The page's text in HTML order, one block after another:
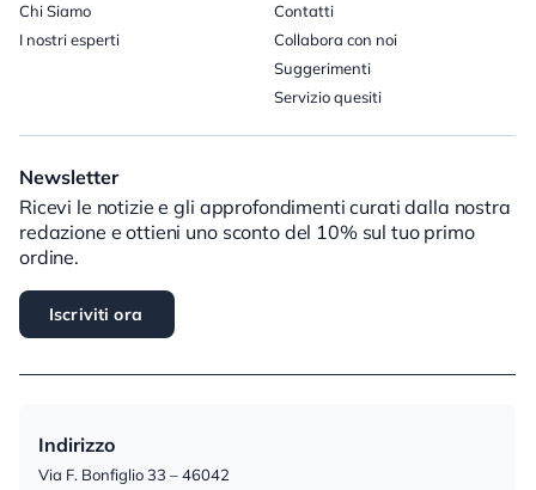
Chi Siamo
I nostri esperti
Contatti
Collabora con noi
Suggerimenti
Servizio quesiti
Newsletter
Ricevi le notizie e gli approfondimenti curati dalla nostra
redazione e ottieni uno sconto del 10% sul tuo primo
ordine.
Iscriviti ora
Indirizzo
Via F. Bonfiglio 33 – 46042